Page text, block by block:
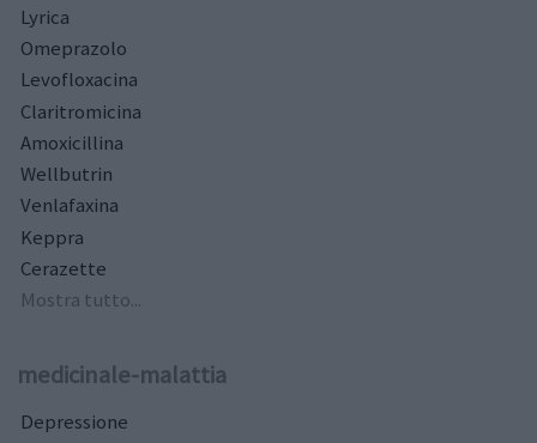
Lyrica
Omeprazolo
Levofloxacina
Claritromicina
Amoxicillina
Wellbutrin
Venlafaxina
Keppra
Cerazette
Mostra tutto...
medicinale-malattia
Depressione